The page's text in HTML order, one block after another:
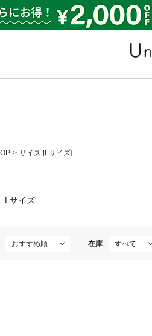
サイズ:[Lサイズ]
Lサイズ
在庫